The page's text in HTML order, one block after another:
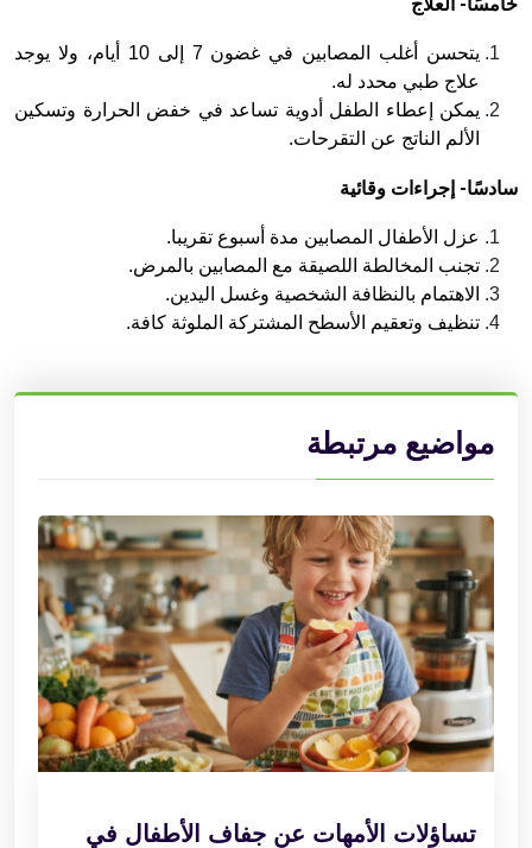
يتحسن أغلب المصابين في غضون 7 إلى 10 أيام، ولا يوجد
علاج طبي محدد له.
يمكن إعطاء الطفل أدوية تساعد في خفض الحرارة وتسكين
الألم الناتج عن التقرحات.
سادسًا- إجراءات وقائية
عزل الأطفال المصابين مدة أسبوع تقريبا.
تجنب المخالطة اللصيقة مع المصابين بالمرض.
الاهتمام بالنظافة الشخصية وغسل اليدين.
تنظيف وتعقيم الأسطح المشتركة الملوثة كافة.
مواضيع مرتبطة
تساؤلات الأمهات عن جفاف الأطفال في